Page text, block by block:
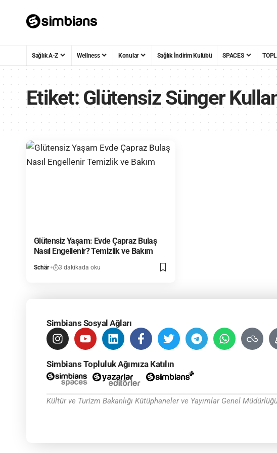
Sağlık A-Z Wellness Konular Sağlık İndirim Kulübü SPACES
Etiket:Glütensiz Sünger
Glütensiz Yaşam: Evde Çapraz Bulaş
Nasıl Engellenir? Temizlik ve Bakım
Schär 3 dakikada oku
Simbians Sosyal Ağları
Simbians Topluluk Ağımıza Katılın
Kültür ve Turizm Bakanlığı Kütüphaneler ve Yayımlar Genel